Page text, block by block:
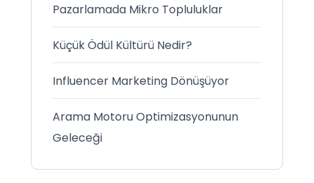
Pazarlamada Mikro Topluluklar
Küçük Ödül Kültürü Nedir?
Influencer Marketing Dönüşüyor
Arama Motoru Optimizasyonunun
Geleceği